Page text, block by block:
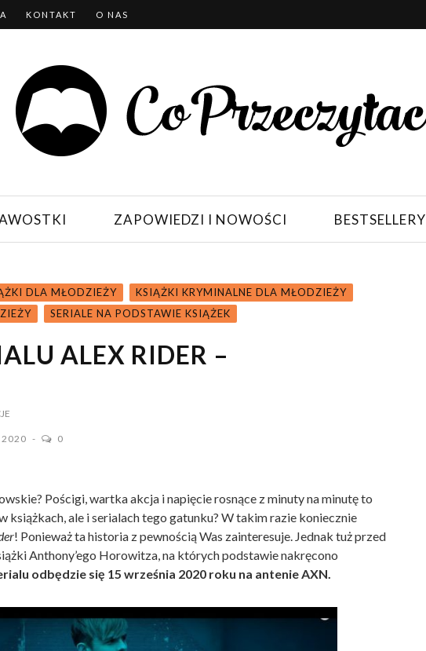
KONTAKT O NAS
ZAPOWIEDZI I NOWOŚCI BESTSELLERY
DLA MŁODZIEŻY
KSIĄŻKI KRYMINALNE DLA MŁODZIEŻY
SERIALE NA PODSTAWIE KSIĄŻEK
ALEX RIDER –
0
Pościgi, wartka akcja i napięcie rosnące z minuty na minutę to
książkach, ale i serialach tego gatunku? W takim razie koniecznie
! Ponieważ ta historia z pewnością Was zainteresuje. Jednak tuż przed
Anthony’ego Horowitza, na których podstawie nakręcono
odbędzie się 15 września 2020 roku na antenie AXN.